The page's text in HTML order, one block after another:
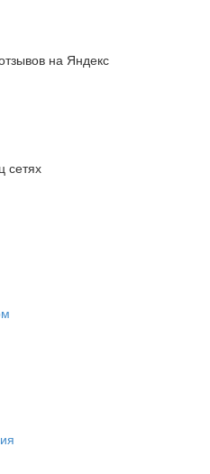
на Яндекс
сетях